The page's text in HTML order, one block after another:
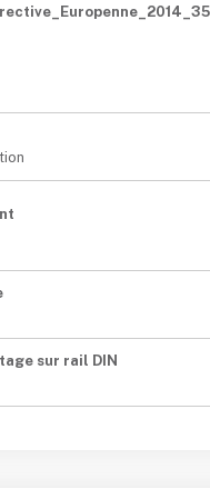
sur rail DIN